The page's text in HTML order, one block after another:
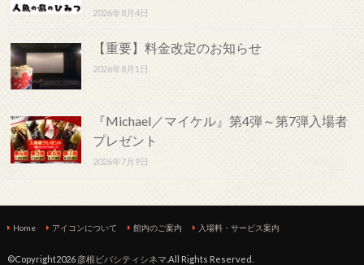
2026年8月4日
【重要】料金改定のお知らせ
2026年8月1日
『Michael／マイケル』第4弾～第7弾入場者
プレゼント
2026年7月9日
Home アイコンについて 館内のご案内 入場料・サービス案内
©Copyright2026 彦根ビバシティシネマ .All Rights Reserved.